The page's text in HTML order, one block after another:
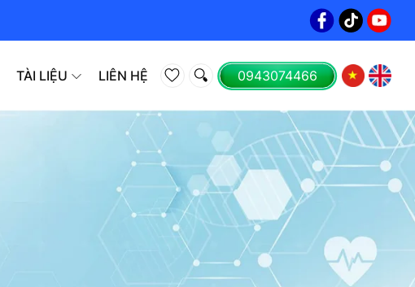
TÀI LIỆU LIÊN HỆ 0943074466